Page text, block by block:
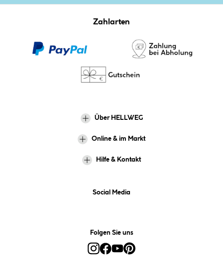
Zahlarten
Über HELLWEG
Online & im Markt
Hilfe & Kontakt
Social Media
Folgen Sie uns